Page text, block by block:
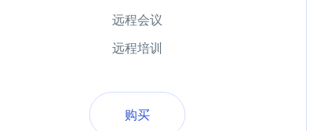
远程会议
远程培训
购买